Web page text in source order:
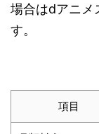
場合はdアニメ
す。
項目